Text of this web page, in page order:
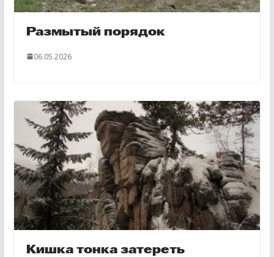
Размытый порядок
06.05.2026
Кишка тонка затереть